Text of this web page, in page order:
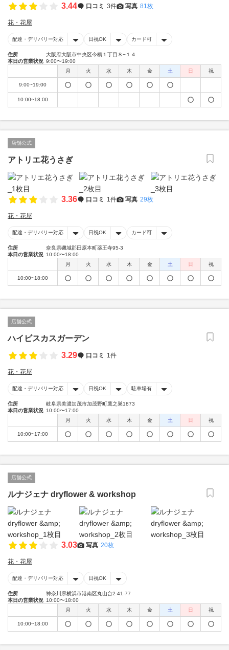
3.44 口コミ 3件 写真 81枚
花・花屋
配達・デリバリー対応 日祝OK カード可
住所
大阪府大阪市中央区今橋１丁目８−１４
本日の営業状況 9:00〜19:00
月
火 水 木 金 土 日 祝
9:00~19:00
10:00~18:00
店舗公式
アトリエ花うさぎ
3.36 口コミ 1件 写真 29枚
花・花屋
配達・デリバリー対応 日祝OK カード可
住所
奈良県磯城郡田原本町薬王寺95-3
本日の営業状況 10:00〜18:00
月
火 水 木 金 土 日 祝
10:00~18:00
店舗公式
ハイビスカスガーデン
3.29
口コミ 1件
花・花屋
配達・デリバリー対応 日祝OK 駐車場有
住所
岐阜県美濃加茂市加茂野町鷹之巣1873
本日の営業状況 10:00〜17:00
月
火 水 木 金 土 日 祝
10:00~17:00
店舗公式
ルナジェナ dryflower & workshop
3.03 写真 20枚
花・花屋
配達・デリバリー対応 日祝OK
住所
神奈川県横浜市港南区丸山台2-41-77
本日の営業状況 10:00〜18:00
月
火 水 木 金 土 日 祝
10:00~18:00